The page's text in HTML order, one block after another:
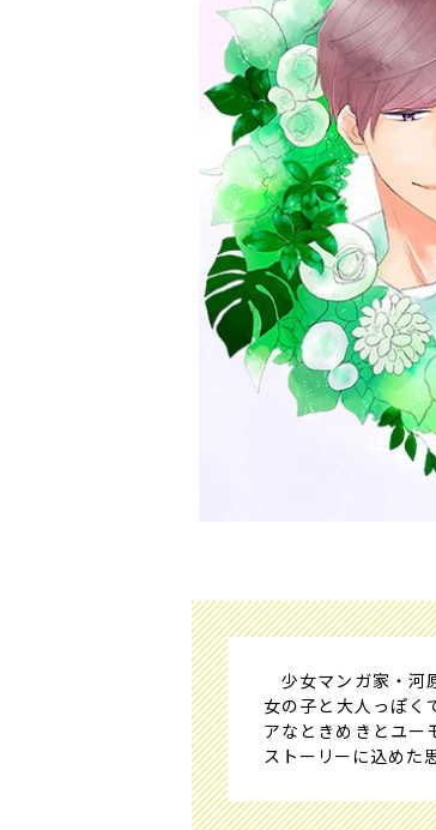
少女マンガ家・河
女の子と大人っぽく
アなときめきとユー
ストーリーに込めた